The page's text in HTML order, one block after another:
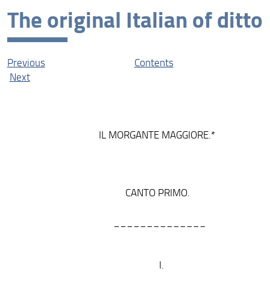
The original Italian of ditto
Previous
Contents
Next
IL MORGANTE MAGGIORE.*
CANTO PRIMO.
I.
The Liberal: The Online Edition
Contexts